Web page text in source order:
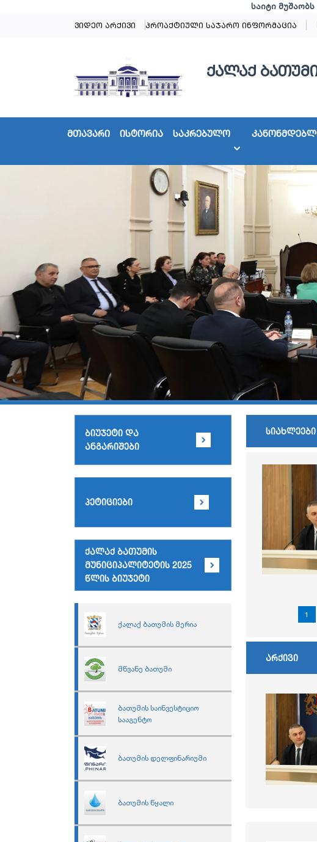
საიტი
ვიდეო არქივი
პროაქტიული საჯარო ინფორმაცია
ქალაქ
მთავარი ისტორია საკრებულო
ბიუჯეტი და
ანგარიშები
პეტიციები
ქალაქ ბათუმის
მუნიციპალიტეტის 2025
წლის ბიუჯეტი
ქალაქ ბათუმის მერია
მწვანე ბათუმი
ბათუმის საინვესტიციო
სააგენტო
ბათუმის დელფინარიუმი
ბათუმის წყალი
სიახლეები
1
არქივი